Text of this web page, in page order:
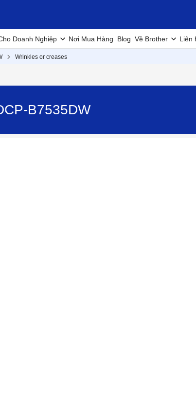
Doanh Nghiệp Nơi Mua Hàng Blog Về Brother Liên
Wrinkles or creases
B7535DW